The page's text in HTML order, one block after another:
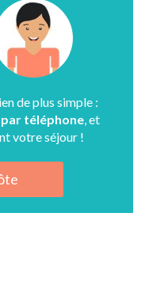
de plus simple :
téléphone, et
votre séjour !